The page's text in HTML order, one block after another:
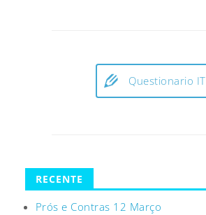
Questionario IT
RECENTE
Prós e Contras 12 Março